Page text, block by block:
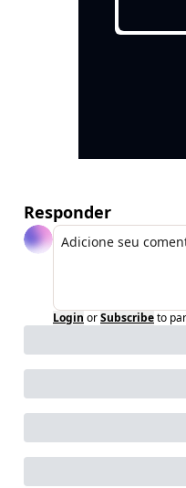
Responder
Login orSubscribeto